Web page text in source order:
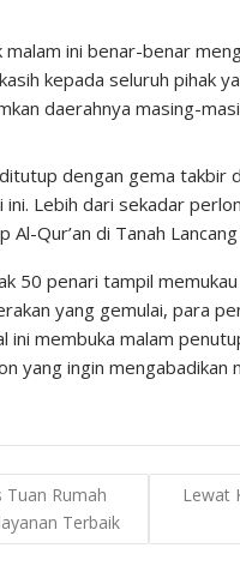
malam ini benar-benar
kepada seluruh pihak
daerahnya masing-
dengan gema takbir
Lebih dari sekadar
Qur’an di Tanah
50 penari tampil
yang gemulai, para
ini membuka malam
yang ingin
Tuan Rumah
Terbaik
Lewat